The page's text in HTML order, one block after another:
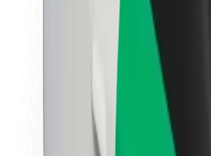
Bærekraft hos Bolt
Prosjekt Zero
Nyhetsrom
Retningslinjer for varemerke
Oppdrag